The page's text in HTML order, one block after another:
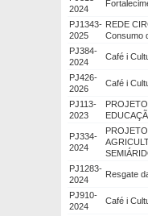
2024
PJ1343-
2025
REDE
Consumo
PJ384-
2024
Café i
PJ426-
2026
Café i
PJ113-
2023
PJ334-
2024
PJ1283-
2024
Resgate
PJ910-
2024
Café i